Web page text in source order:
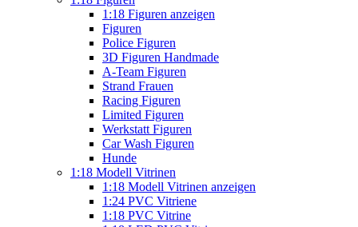
1:18 Figuren anzeigen
Figuren
Police Figuren
3D Figuren Handmade
A-Team Figuren
Strand Frauen
Racing Figuren
Limited Figuren
Werkstatt Figuren
Car Wash Figuren
Hunde
1:18 Modell Vitrinen
1:18 Modell Vitrinen anzeigen
1:24 PVC Vitriene
1:18 PVC Vitrine